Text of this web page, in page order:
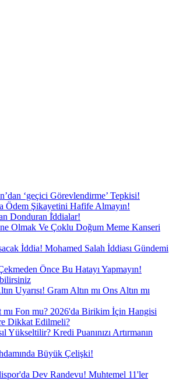
‘geçici Görevlendirme’ Tepkisi!
Ödem Şikayetini Hafife Almayın!
Donduran İ̇ddialar!
Olmak Ve Çoklu Doğum Meme Kanseri
İddia! Mohamed Salah İddiası Gündemi
Önce Bu Hatayı Yapmayın!
Uyarısı! Gram Altın mı Ons Altın mı
mı Fon mu? 2026'da Birikim İçin Hangisi
Dikkat Edilmeli?
Yükseltilir? Kredi Puanınızı Artırmanın
Büyük Çelişki!